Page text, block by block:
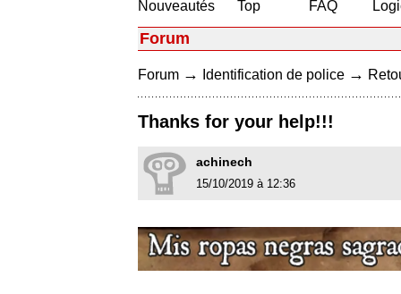
Nouveautés
Top
FAQ
Forum
Forum → Identification de police →
Thanks for your help!!!
achinech
15/10/2019 à 12:36